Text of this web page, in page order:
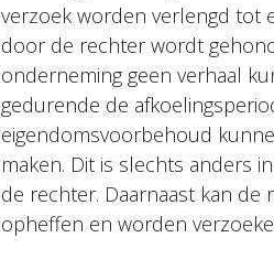
verzoek worden verlengd tot
door de rechter wordt
onderneming geen verhaal
gedurende de
eigendomsvoorbehoud
maken. Dit is slechts anders
de rechter. Daarnaast kan
opheffen en worden